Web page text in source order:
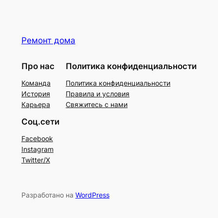
Ремонт дома
Про нас
Команда
История
Карьера
Политика конфиденциальности
Политика конфиденциальности
Правила и условия
Свяжитесь с нами
Соц.сети
Facebook
Instagram
Twitter/X
Разработано на WordPress